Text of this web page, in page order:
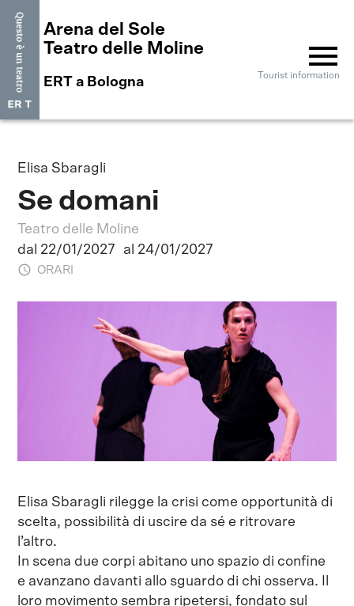
Arena del Sole
Teatro delle Moline
ERT a Bologna
menu
Tourist information
Elisa Sbaragli
Se domani
Teatro delle Moline
dal 22/01/2027
al 24/01/2027
ORARI
Elisa Sbaragli rilegge la crisi come opportunità di
scelta, possibilità di uscire da sé e ritrovare
l’altro.
In scena due corpi abitano uno spazio di confine
e avanzano davanti allo sguardo di chi osserva. Il
loro movimento sembra ripetersi, fondato sul